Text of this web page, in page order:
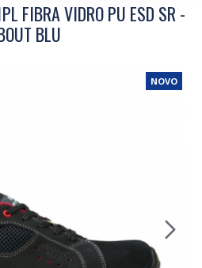
FIBRA VIDRO PU ESD SR -
BLU
NOVO